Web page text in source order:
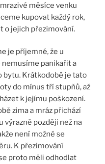
měsíce venku
kupovat každý rok,
o jejich přezimování.
je příjemné, že u
panikařit a
bytu. Krátkodobě je tato
do mínus tří stupňů, až
k jejímu poškození.
zima a mráz přichází
výrazně později než na
není možné se
K přezimování
proto měli odhodlat